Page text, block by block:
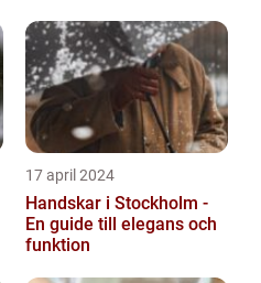
17 april 2024
Handskar i Stockholm -
En guide till elegans och
funktion